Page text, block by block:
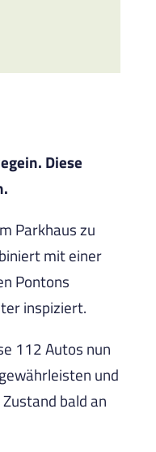
Diese
Parkhaus zu
mit einer
Pontons
inspiziert.
112 Autos nun
und
bald an